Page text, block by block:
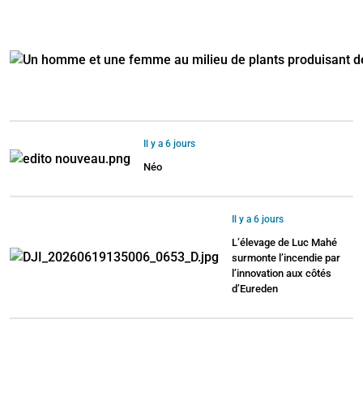
Il y a 6 jours
Néo
Il y a 6 jours
L’élevage de Luc Mahé
surmonte l’incendie par
l’innovation aux côtés
d’Eureden